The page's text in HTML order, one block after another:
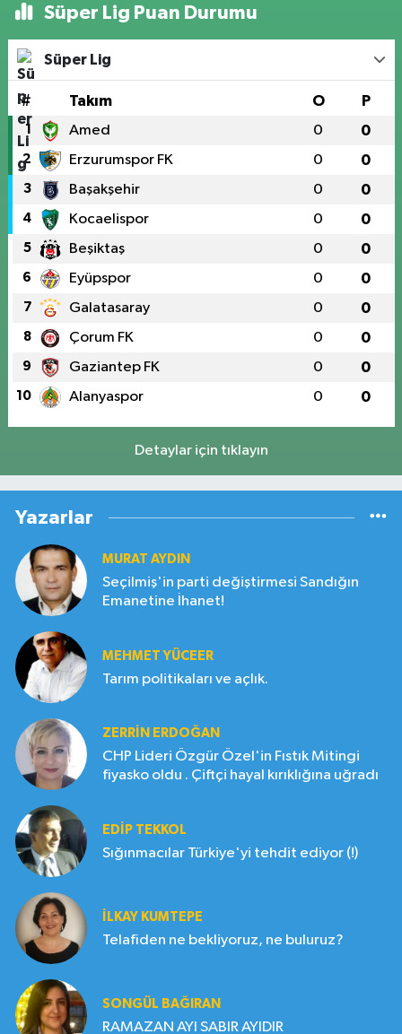
Süper Lig Puan Durumu
Süper Lig
# Takım O P
1 Amed 0 0
2 Erzurumspor FK 0 0
3 Başakşehir 0 0
4 Kocaelispor 0 0
5 Beşiktaş 0 0
6 Eyüpspor 0 0
7 Galatasaray 0 0
8 Çorum FK 0 0
9 Gaziantep FK 0 0
10 Alanyaspor 0 0
Detaylar için tıklayın
Yazarlar
MURAT AYDIN
Seçilmiş'in parti değiştirmesi Sandığın
Emanetine İhanet!
MEHMET YÜCEER
Tarım politikaları ve açlık.
ZERRIN ERDOĞAN
CHP Lideri Özgür Özel'in Fıstık Mitingi
fiyasko oldu . Çiftçi hayal kırıklığına uğradı
EDIP TEKKOL
Sığınmacılar Türkiye'yi tehdit ediyor (!)
İLKAY KUMTEPE
Telafiden ne bekliyoruz, ne buluruz?
SONGÜL BAĞIRAN
RAMAZAN AYI SABIR AYIDIR